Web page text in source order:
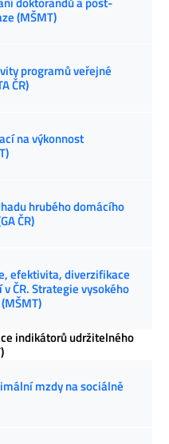
(MŠMT)
programů veřejné
ČR)
na výkonnost
hrubého domácího
ČR)
efektivita, diverzifikace
ČR. Strategie vysokého
indikátorů udržitelného
mzdy na sociálně